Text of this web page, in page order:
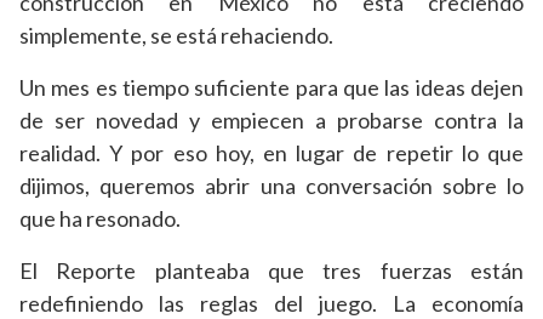
simplemente, se está rehaciendo.
Un mes es tiempo suficiente para que las ideas dejen
de ser novedad y empiecen a probarse contra la
realidad. Y por eso hoy, en lugar de repetir lo que
dijimos, queremos abrir una conversación sobre lo
que ha resonado.
El Reporte planteaba que tres fuerzas están
redefiniendo las reglas del juego. La economía